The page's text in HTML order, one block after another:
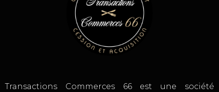
Transactions Commerces 66 est une société